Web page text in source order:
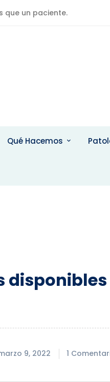
que un paciente.
Qué Hacemos
9, 2022 1